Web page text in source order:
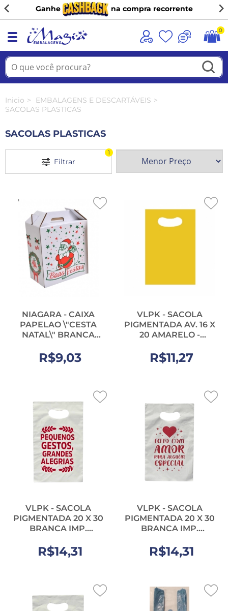
(11) 98944-9091
…
0
Inicio
EMBALAGENS E DESCARTÁVEIS
SACOLAS PLASTICAS
SACOLAS PLASTICAS
Filtrar
1
NIAGARA - CAIXA
PAPELAO \"CESTA
NATAL\" BRANCA
R$9,03
VLPK - SACOLA
PIGMENTADA AV. 16 X
20 AMARELO -
R$11,27
VLPK - SACOLA
PIGMENTADA 20 X 30
BRANCA IMP.
PT.50UN
R$14,31
VLPK - SACOLA
PIGMENTADA 20 X 30
BRANCA IMP.
PT.50UN
R$14,31